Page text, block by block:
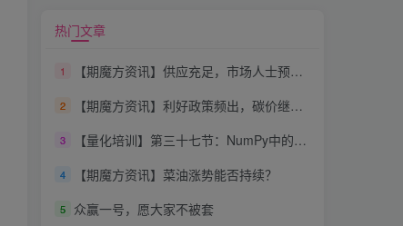
热门文章
1 【期魔方资讯】供应充足，市场人士预测菜粕市场偏弱运行
2 【期魔方资讯】利好政策频出，碳价继续上涨？
3 【量化培训】第三十七节：NumPy中的排序和条件筛选函数
4 【期魔方资讯】菜油涨势能否持续？
5 众赢一号，愿大家不被套